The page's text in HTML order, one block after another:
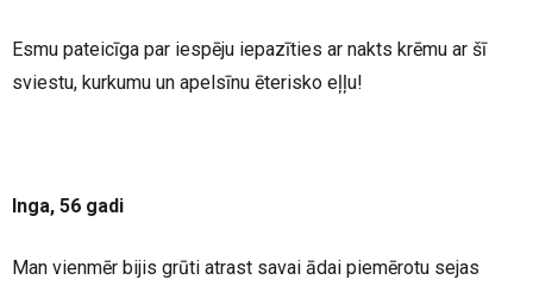
Esmu pateicīga par iespēju iepazīties ar nakts krēmu ar šī
sviestu, kurkumu un apelsīnu ēterisko eļļu!
Inga, 56 gadi
Man vienmēr bijis grūti atrast savai ādai piemērotu sejas